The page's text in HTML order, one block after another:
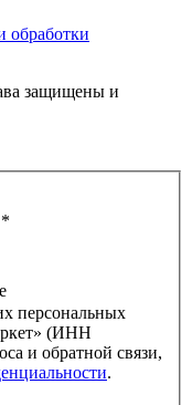
обработки
защищены и
персональных
(ИНН
.